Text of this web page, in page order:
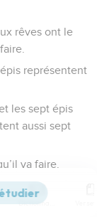
rêves ont le
représentent
les sept épis
aussi sept
va faire.
très